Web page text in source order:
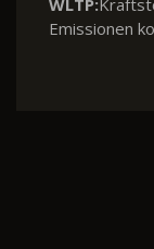
Emissionen